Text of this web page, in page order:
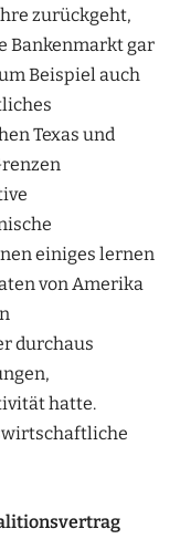
zurückgeht,
Bankenmarkt gar
Beispiel auch
Texas und
einiges lernen
von Amerika
durchaus
hatte.